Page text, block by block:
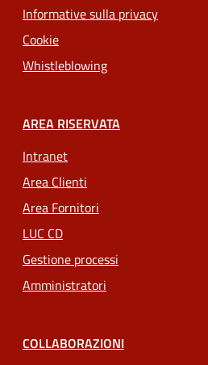
Informative sulla privacy
Cookie
Whistleblowing
AREA RISERVATA
Intranet
Area Clienti
Area Fornitori
LUC CD
Gestione processi
Amministratori
COLLABORAZIONI